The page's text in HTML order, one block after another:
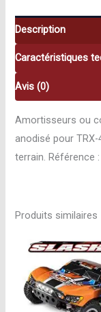
Bleu
Sans
(x2)
7461
Description
Caractéristiques
Avis (0)
Amortisseurs ou
anodisé pour
terrain. Référence :
Produits similaires